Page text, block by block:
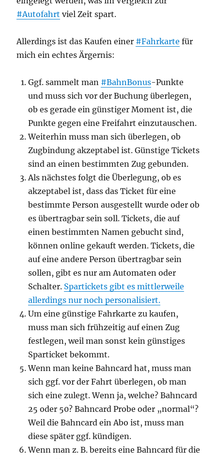
#Autofahrt viel Zeit spart.
Allerdings ist das Kaufen einer #Fahrkarte für
mich ein echtes Ärgernis:
Ggf. sammelt man #BahnBonus-Punkte
und muss sich vor der Buchung überlegen,
ob es gerade ein günstiger Moment ist, die
Punkte gegen eine Freifahrt einzutauschen.
Weiterhin muss man sich überlegen, ob
Zugbindung akzeptabel ist. Günstige Tickets
sind an einen bestimmten Zug gebunden.
Als nächstes folgt die Überlegung, ob es
akzeptabel ist, dass das Ticket für eine
bestimmte Person ausgestellt wurde oder ob
es übertragbar sein soll. Tickets, die auf
einen bestimmten Namen gebucht sind,
können online gekauft werden. Tickets, die
auf eine andere Person übertragbar sein
sollen, gibt es nur am Automaten oder
Schalter. Spartickets gibt es mittlerweile
allerdings nur noch personalisiert.
Um eine günstige Fahrkarte zu kaufen,
muss man sich frühzeitig auf einen Zug
festlegen, weil man sonst kein günstiges
Sparticket bekommt.
Wenn man keine Bahncard hat, muss man
sich ggf. vor der Fahrt überlegen, ob man
sich eine zulegt. Wenn ja, welche? Bahncard
25 oder 50? Bahncard Probe oder „normal“?
Weil die Bahncard ein Abo ist, muss man
diese später ggf. kündigen.
Wenn man z. B. bereits eine Bahncard für die